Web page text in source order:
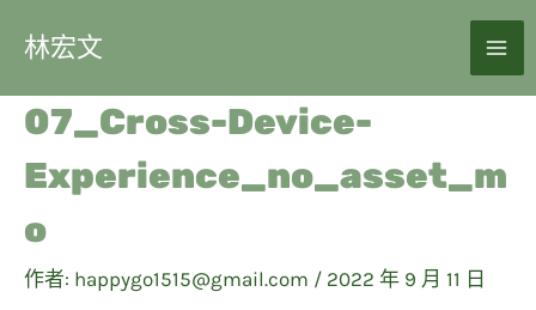
林宏文
07_Cross-Device-
Experience_no_asset_m
o
作者: happygo1515@gmail.com / 2022 年 9 月 11 日